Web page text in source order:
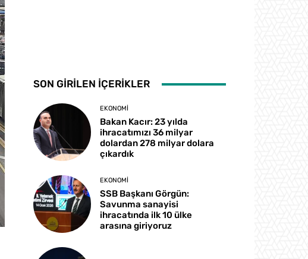
SON GİRİLEN İÇERİKLER
EKONOMI
Bakan Kacır: 23 yılda
ihracatımızı 36 milyar
dolardan 278 milyar dolara
çıkardık
EKONOMI
SSB Başkanı Görgün:
Savunma sanayisi
ihracatında ilk 10 ülke
arasına giriyoruz